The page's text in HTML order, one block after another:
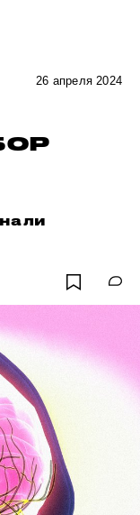
26 апреля 2024
ли